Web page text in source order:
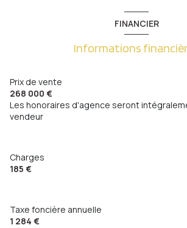
accès handicapé
FINANCIER
Informations
Prix de vente
268 000 €
Les honoraires d'agence seront
vendeur
Charges
185 €
Taxe foncière annuelle
1 284 €